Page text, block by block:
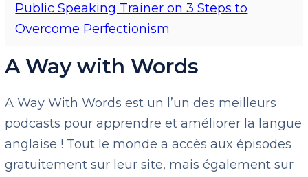
Public Speaking Trainer on 3 Steps to
Overcome Perfectionism
A Way with Words
A Way With Words est un l’un des meilleurs
podcasts pour apprendre et améliorer la langue
anglaise ! Tout le monde a accès aux épisodes
gratuitement sur leur site, mais également sur